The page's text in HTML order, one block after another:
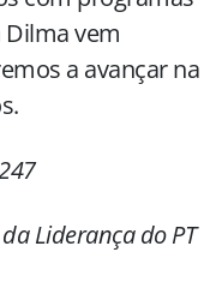
Dilma vem
a avançar na
Liderança do PT